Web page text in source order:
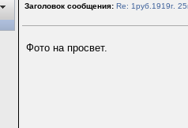
Заголовок сообщения: Re: 1руб.1919г.
Фото на просвет.